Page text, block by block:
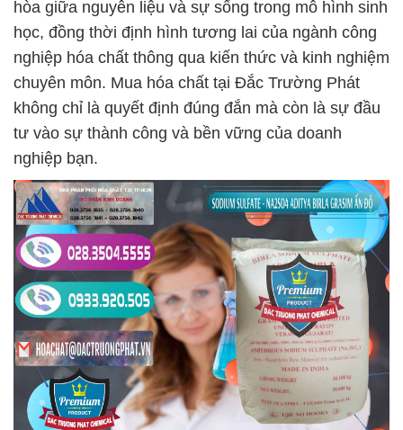
hòa giữa nguyên liệu và sự sống trong mô hình sinh
học, đồng thời định hình tương lai của ngành công
nghiệp hóa chất thông qua kiến thức và kinh nghiệm
chuyên môn. Mua hóa chất tại Đắc Trường Phát
không chỉ là quyết định đúng đắn mà còn là sự đầu
tư vào sự thành công và bền vững của doanh
nghiệp bạn.